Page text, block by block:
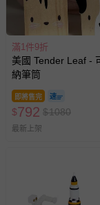
滿1件9折
美國 Tender Leaf -
納筆筒
即將售完
$792 $1080
最新上架